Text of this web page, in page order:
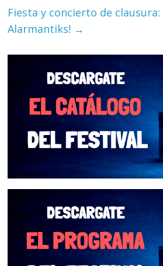
Fiesta y concierto de clausura:
Alarmantiks! →